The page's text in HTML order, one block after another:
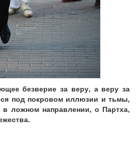
безверие за веру, а веру за
под покровом иллюзии и тьмы,
в ложном направлении, о Партха,